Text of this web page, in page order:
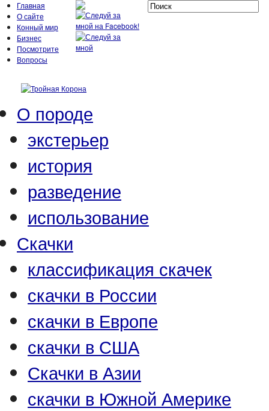
Главная
О сайте
Конный мир
Бизнес
Посмотрите
Вопросы
О породе
экстерьер
история
разведение
использование
Скачки
классификация скачек
скачки в России
скачки в Европе
скачки в США
Скачки в Азии
скачки в Южной Америке